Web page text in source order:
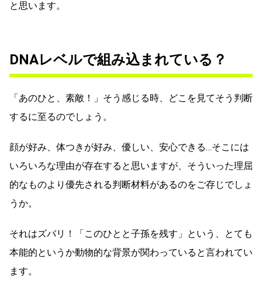
と思います。
DNAレベルで組み込まれている？
「あのひと、素敵！」そう感じる時、どこを見てそう判断
するに至るのでしょう。
顔が好み、体つきが好み、優しい、安心できる…そこには
いろいろな理由が存在すると思いますが、そういった理屈
的なものより優先される判断材料があるのをご存じでしょ
うか。
それはズバリ！「このひとと子孫を残す」という、とても
本能的というか動物的な背景が関わっていると言われてい
ます。